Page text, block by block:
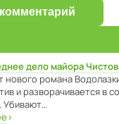
дело майора
романа
и разво­ра­чи­ва­ется в
Убивают…
›